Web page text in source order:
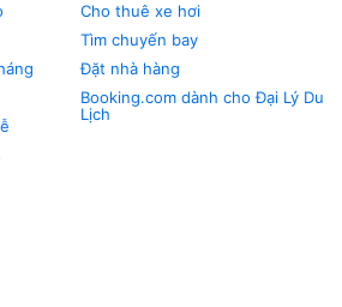
Cho thuê xe hơi
Tìm chuyến bay
Đặt nhà hàng
Booking.com dành cho Đại Lý Du
Lịch